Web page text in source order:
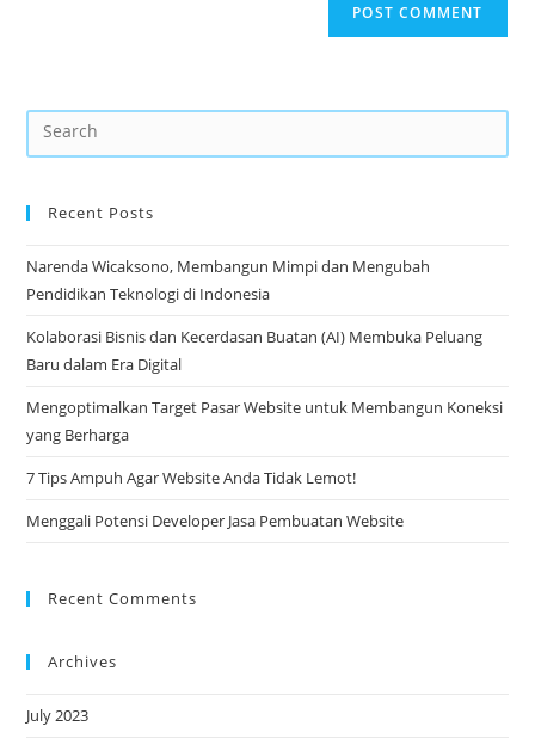
Recent Posts
Narenda Wicaksono, Membangun Mimpi dan Mengubah
Pendidikan Teknologi di Indonesia
Kolaborasi Bisnis dan Kecerdasan Buatan (AI) Membuka Peluang
Baru dalam Era Digital
Mengoptimalkan Target Pasar Website untuk Membangun Koneksi
yang Berharga
7 Tips Ampuh Agar Website Anda Tidak Lemot!
Menggali Potensi Developer Jasa Pembuatan Website
Recent Comments
Archives
July 2023